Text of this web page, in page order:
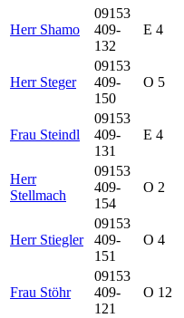
Herr Shamo
09153
409-
132
E 4
Herr Steger
09153
409-
150
O 5
Frau Steindl
09153
409-
131
E 4
Herr
Stellmach
09153
409-
154
O 2
Herr Stiegler
09153
409-
151
O 4
Frau Stöhr
09153
409-
121
O 12